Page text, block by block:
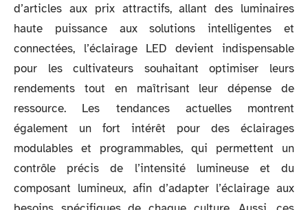
d’articles aux prix attractifs, allant des luminaires
haute puissance aux solutions intelligentes et
connectées, l’éclairage LED devient indispensable
pour les cultivateurs souhaitant optimiser leurs
rendements tout en maîtrisant leur dépense de
ressource. Les tendances actuelles montrent
également un fort intérêt pour des éclairages
modulables et programmables, qui permettent un
contrôle précis de l’intensité lumineuse et du
composant lumineux, afin d’adapter l’éclairage aux